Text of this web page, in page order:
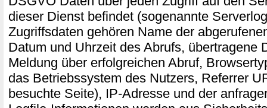
dieser Dienst befindet (sogenannte
Zugriffsdaten gehören Name der
Datum und Uhrzeit des Abrufs, übertragene
Meldung über erfolgreichen Abruf,
das Betriebssystem des Nutzers, Referrer
besuchte Seite), IP-Adresse und der